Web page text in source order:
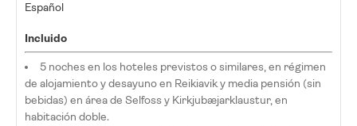
Español
Incluido
5 noches en los hoteles previstos o similares, en régimen
de alojamiento y desayuno en Reikiavik y media pensión (sin
bebidas) en área de Selfoss y Kirkjubæjarklaustur, en
habitación doble.